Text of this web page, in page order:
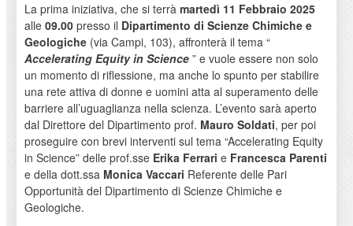
La prima iniziativa, che si terrà martedì 11 Febbraio 2025
alle 09.00presso il Dipartimento di Scienze Chimiche e
Geologiche(via Campi, 103), affronterà il tema “
Accelerating Equity in Science ” e vuole essere non solo
un momento di riflessione, ma anche lo spunto per stabilire
una rete attiva di donne e uomini atta al superamento delle
barriere all’uguaglianza nella scienza. L’evento sarà aperto
dal Direttore del Dipartimento prof. Mauro Soldati, per poi
proseguire con brevi interventi sul tema “Accelerating Equity
in Science” delle prof.sse Erika Ferrari e Francesca Parenti
e della dott.ssa Monica Vaccari Referente delle Pari
Opportunità del Dipartimento di Scienze Chimiche e
Geologiche.